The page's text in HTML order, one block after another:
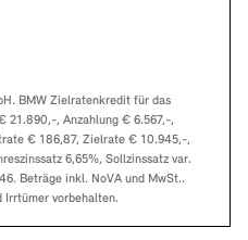
BMW Zielratenkredit für das
21.890,-, Anzahlung € 6.567,-,
€ 186,87, Zielrate € 10.945,-,
6,65%, Sollzinssatz var.
Beträge inkl. NoVA und MwSt..
Irrtümer vorbehalten.